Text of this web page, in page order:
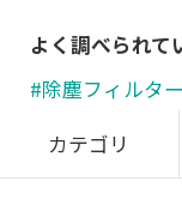
よく調べられて
#除塵フィルター
カテゴリ